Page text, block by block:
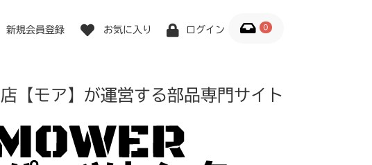
新規会員登録 お気に入り ログイン 0
【モア】が運営する部品専門サイト